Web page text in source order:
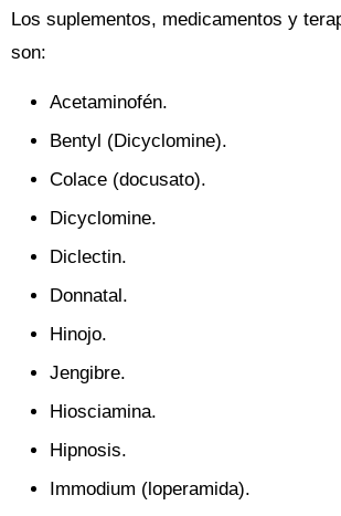
Los suplementos, medicamentos y
son:
Acetaminofén.
Bentyl (Dicyclomine).
Colace (docusato).
Dicyclomine.
Diclectin.
Donnatal.
Hinojo.
Jengibre.
Hiosciamina.
Hipnosis.
Immodium (loperamida).